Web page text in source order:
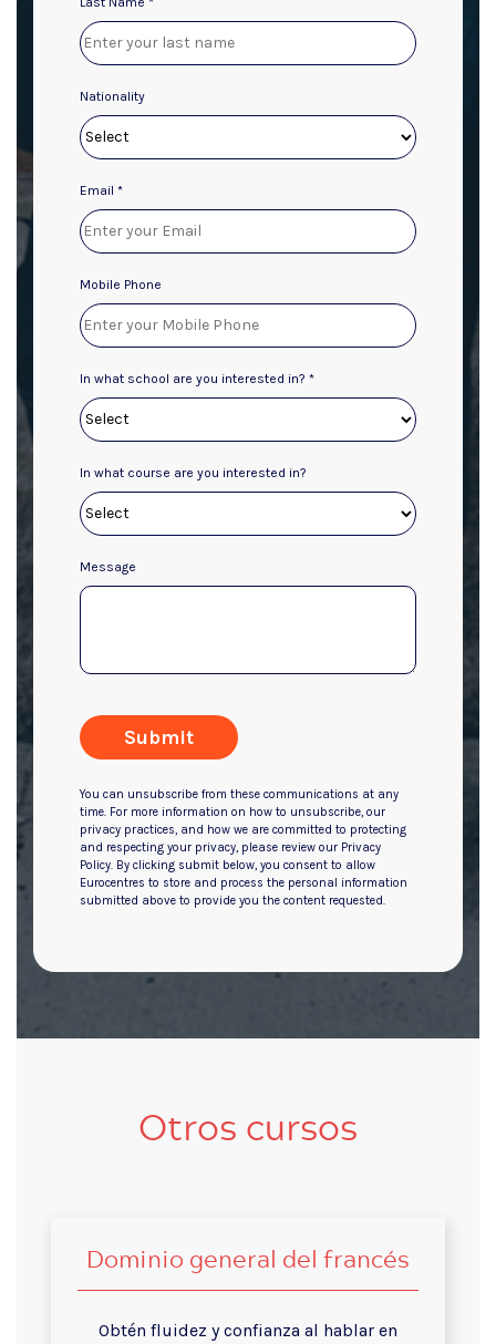
Nationality
Email *
Mobile Phone
In what school are you interested in? *
In what course are you interested in?
Message
Submit
You can unsubscribe from these communications at any
time. For more information on how to unsubscribe, our
privacy practices, and how we are committed to protecting
and respecting your privacy, please review our Privacy
Policy. By clicking submit below, you consent to allow
Eurocentres to store and process the personal information
submitted above to provide you the content requested.
Otros cursos
Dominio general del francés
Obtén fluidez y confianza al hablar en